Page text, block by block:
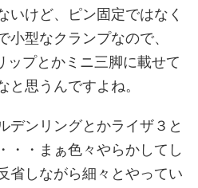
いけど、ピン固定ではなく
型なクランプなので、
ップとかミニ三脚に載せて
と思うんですよね。
デンリングとかライザ３と
・・まぁ色々やらかしてし
省しながら細々とやってい